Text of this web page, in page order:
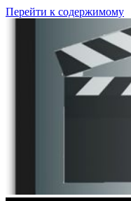
Перейти к содержимому